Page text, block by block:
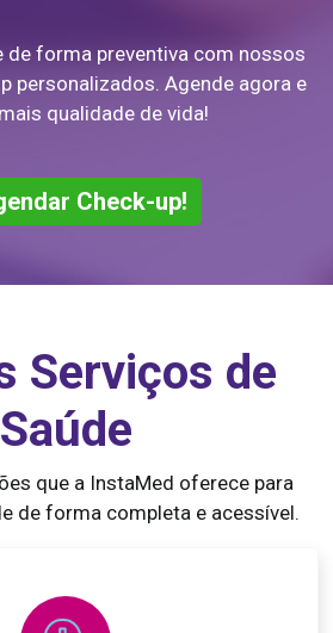
de forma preventiva com nossos
personalizados. Agende agora e
qualidade de vida!
Check-up!
Serviços de
Saúde
que a InstaMed oferece para
de forma completa e acessível.